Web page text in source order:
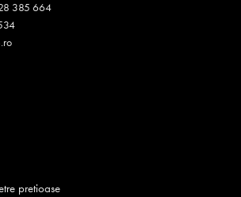
385 664
pretioase